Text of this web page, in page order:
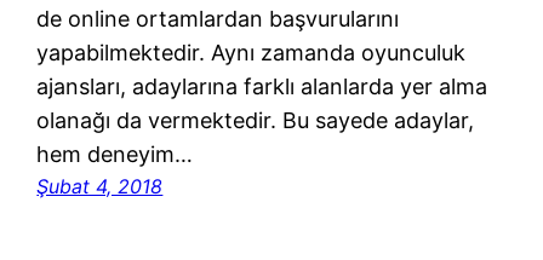
de online ortamlardan başvurularını
yapabilmektedir. Aynı zamanda oyunculuk
ajansları, adaylarına farklı alanlarda yer alma
olanağı da vermektedir. Bu sayede adaylar,
hem deneyim…
Şubat 4, 2018